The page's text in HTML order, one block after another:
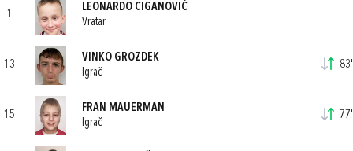
1
LEONARDO CIGANOVIĆ
Vratar
13
VINKO GROZDEK
Igrač
83'
15
FRAN MAUERMAN
Igrač
77'